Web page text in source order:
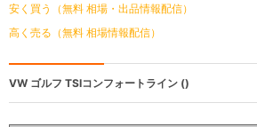
安く買う（無料 相場・出品情報配信）
高く売る（無料 相場情報配信）
VW ゴルフ TSIコンフォートライン ()